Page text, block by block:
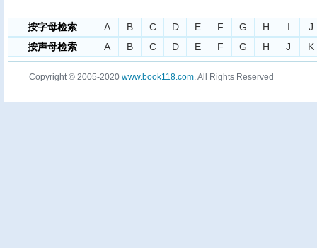
按字母检索 A B C D E F G H I
J
按声母检索
A B C D E F G H J K
Copyright © 2005-2020 www.book118.com. All Rights Reserved